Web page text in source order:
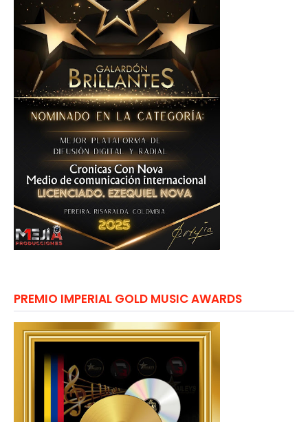
PREMIO IMPERIAL GOLD MUSIC AWARDS